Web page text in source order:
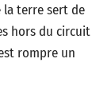
la terre sert de
hors du circuit
rompre un